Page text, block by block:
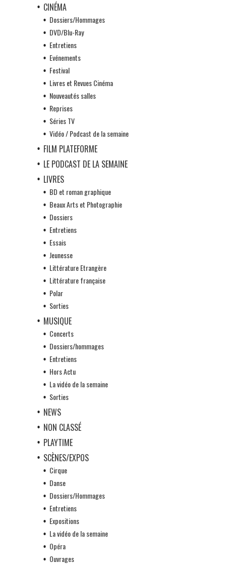
CINÉMA
Dossiers/Hommages
DVD/Blu-Ray
Entretiens
Evénements
Festival
Livres et Revues Cinéma
Nouveautés salles
Reprises
Séries TV
Vidéo / Podcast de la semaine
FILM PLATEFORME
LE PODCAST DE LA SEMAINE
LIVRES
BD et roman graphique
Beaux Arts et Photographie
Dossiers
Entretiens
Essais
Jeunesse
Littérature Etrangère
Littérature française
Polar
Sorties
MUSIQUE
Concerts
Dossiers/hommages
Entretiens
Hors Actu
La vidéo de la semaine
Sorties
NEWS
NON CLASSÉ
PLAYTIME
SCÈNES/EXPOS
Cirque
Danse
Dossiers/Hommages
Entretiens
Expositions
La vidéo de la semaine
Opéra
Ouvrages